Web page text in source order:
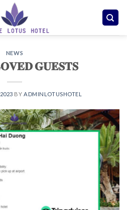
NEWS
𝐆𝐔𝐄𝐒𝐓𝐒
BY ADMINLOTUSHOTEL